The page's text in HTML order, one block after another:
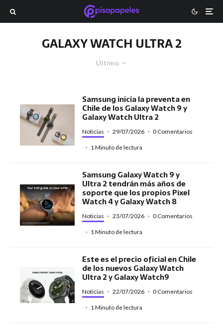
GALAXY WATCH ULTRA 2
Último
Samsung inicia la preventa en
Chile de los Galaxy Watch 9 y
Galaxy Watch Ultra 2
Noticias · 29/07/2026 · 0 Comentarios
· 1 Minuto de lectura
Samsung Galaxy Watch 9 y
Ultra 2 tendrán más años de
soporte que los propios Pixel
Watch 4 y Galaxy Watch 8
Noticias · 23/07/2026 · 0 Comentarios
· 1 Minuto de lectura
Este es el precio oficial en Chile
de los nuevos Galaxy Watch
Ultra 2 y Galaxy Watch9
Noticias · 22/07/2026 · 0 Comentarios
· 1 Minuto de lectura